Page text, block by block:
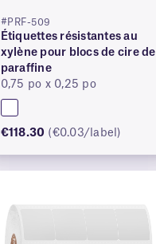
#PRF-509
Étiquettes résistantes au
xylène pour blocs de cire de
paraffine
0,75 po x 0,25 po
€118.30 (€0.03/label)